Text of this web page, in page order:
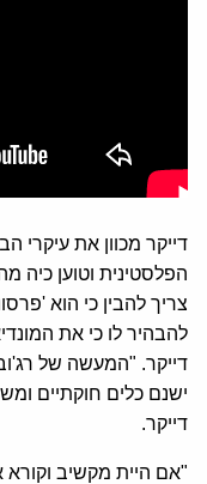
דייקר מכוון את עיקרי
הפלסטינית וטוען כיה
צריך להבין כי הוא
להבהיר לו כי את
דייקר. "המעשה של
ישנם כלים חוקתיים
דייקר.
"אם היית מקשיב וקורא